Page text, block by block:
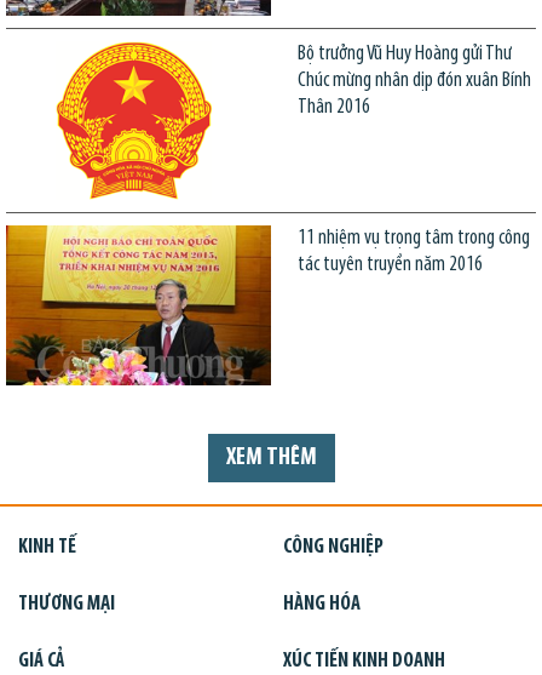
Bộ trưởng Vũ Huy Hoàng gửi Thư
Chúc mừng nhân dịp đón xuân Bính
Thân 2016
11 nhiệm vụ trọng tâm trong công
tác tuyên truyền năm 2016
XEM THÊM
KINH TẾ CÔNG NGHIỆP
THƯƠNG MẠI HÀNG HÓA
GIÁ CẢ XÚC TIẾN KINH DOANH